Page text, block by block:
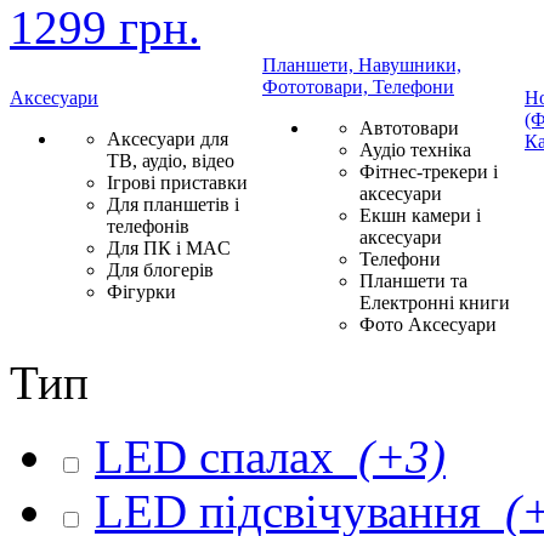
1299 грн.
Аксесуари
Аксесуари для
ТВ, аудіо, відео
Ігрові приставки
Для планшетів і
телефонів
Для ПК і MAC
Для блогерів
Фігурки
Планшети, Навушники,
Фототовари, Телефони
Автотовари
Аудіо техніка
Фітнес-трекери і
аксесуари
Екшн камери і
аксесуари
Телефони
Планшети та
Електронні книги
Фото Аксесуари
Тип
LED спалах (+3)
LED підсвічування